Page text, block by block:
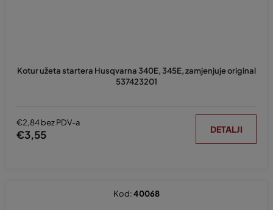
Kotur užeta startera Husqvarna 340E, 345E, zamjenjuje original
537423201
€2,84 bez PDV-a
€3,55 DETALJI
Kod:40068